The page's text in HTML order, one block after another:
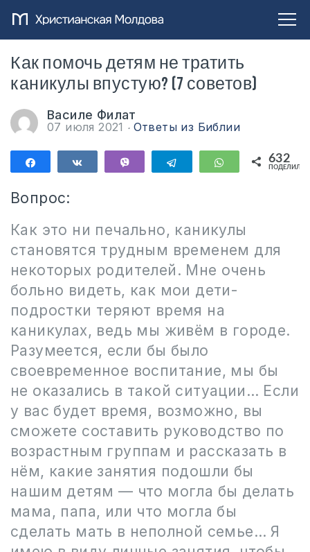
Как помочь детям не тратить
каникулы впустую? (7 советов)
Василе Филат
07 июля 2021 Ответы из Библии
ПоделитьсяПоделиться Telegram WhatsApp
632
Вопрос:
Как это ни печально, каникулы
становятся трудным временем для
некоторых родителей. Мне очень
больно видеть, как мои дети-
подростки теряют время на
каникулах, ведь мы живём в городе.
Разумеется, если бы было
своевременное воспитание, мы бы
не оказались в такой ситуации… Если
у вас будет время, возможно, вы
сможете составить руководство по
возрастным группам и рассказать в
нём, какие занятия подошли бы
нашим детям — что могла бы делать
мама, папа, или что могла бы
сделать мать в неполной семье… Я